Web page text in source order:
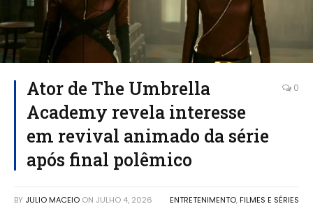
Ator de The Umbrella
Academy revela interesse
em revival animado da série
após final polêmico
0
BY JULIO MACEIO ON JULHO 4, 2026 ENTRETENIMENTO, FILMES E SÉRIES